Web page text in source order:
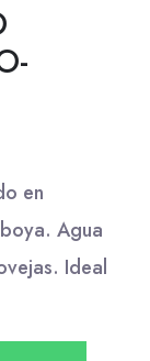
en
Agua
Ideal